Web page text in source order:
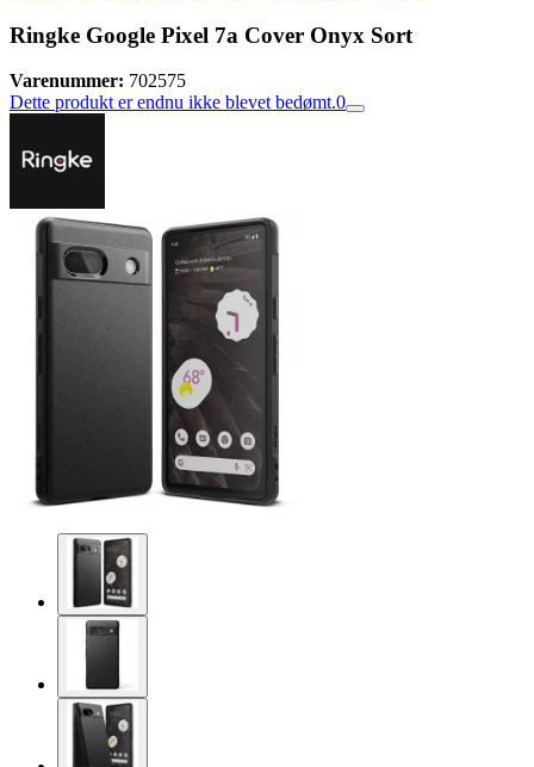
Ringke Google Pixel 7a Cover Onyx Sort
Varenummer: 702575
Dette produkt er endnu ikke blevet bedømt.0